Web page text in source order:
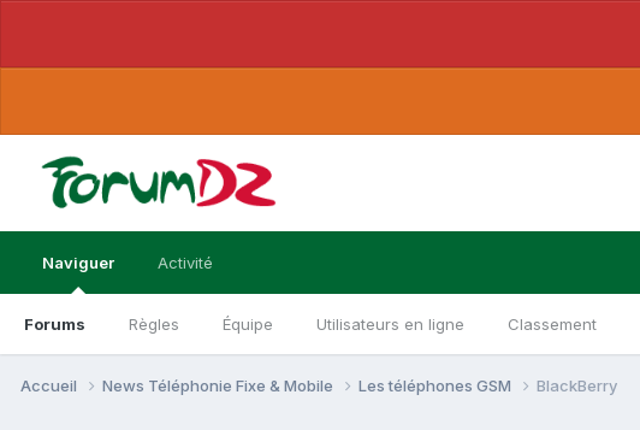
Naviguer
Forums Règles Équipe Utilisateurs en ligne Classement
Activité
Accueil News Téléphonie Fixe & Mobile Les téléphones GSM BlackBerry